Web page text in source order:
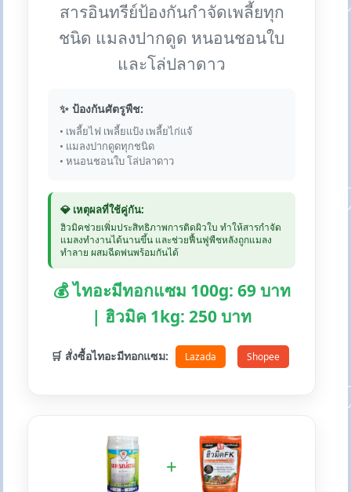
สารอินทรีย์ป้องกันกำจัดเพลี้ยทุก
ชนิด แมลงปากดูด หนอนชอนใบ
และโล่ปลาดาว
✨ ป้องกันศัตรูพืช:
• เพลี้ยไฟ เพลี้ยแป้ง เพลี้ยไก่แจ้
• แมลงปากดูดทุกชนิด
• หนอนชอนใบ โล่ปลาดาว
💎 เหตุผลที่ใช้คู่กัน:
ฮิวมิคช่วยเพิ่มประสิทธิภาพการติดผิวใบ ทำให้สารกำจัด
แมลงทำงานได้นานขึ้น และช่วยฟื้นฟูพืชหลังถูกแมลง
ทำลาย ผสมฉีดพ่นพร้อมกันได้
💰 ไทอะมีทอกแซม 100g: 69 บาท
| ฮิวมิค 1kg: 250 บาท
🛒 สั่งซื้อไทอะมีทอกแซม: Lazada Shopee
+